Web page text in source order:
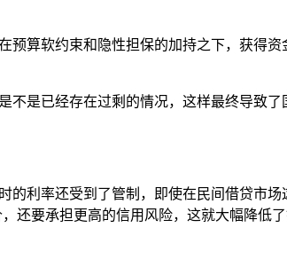
预算软约束和隐性担保的加持之下，获得
不是已经存在过剩的情况，这样最终导致
的利率还受到了管制，即使在民间借贷市场
还要承担更高的信用风险，这就大幅降低